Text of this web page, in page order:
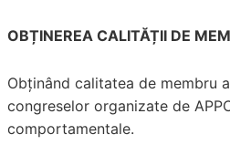
OBȚINEREA CALITĂȚII DE
Obținând calitatea de membru
congreselor organizate de
comportamentale.